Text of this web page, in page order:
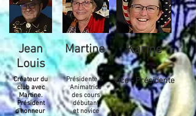
Jean
Louis
Martine Karine
Créateur du
club avec
Martine.
Président
d'honneur
Présidente &
Animatrice
des cours
débutant
et novice
Vice - Présidente